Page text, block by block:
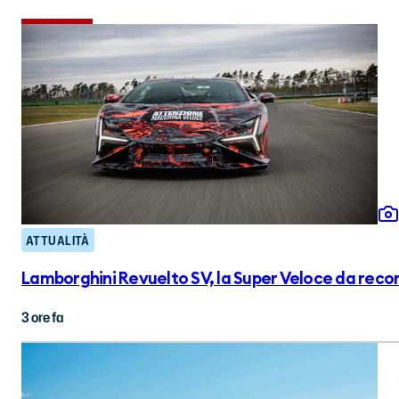
ATTUALITÀ
Lamborghini Revuelto SV, la Super Veloce da
3 ore fa